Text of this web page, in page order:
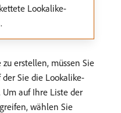
Lookalike-
erstellen, müssen Sie
Sie die Lookalike-
auf Ihre Liste der
wählen Sie